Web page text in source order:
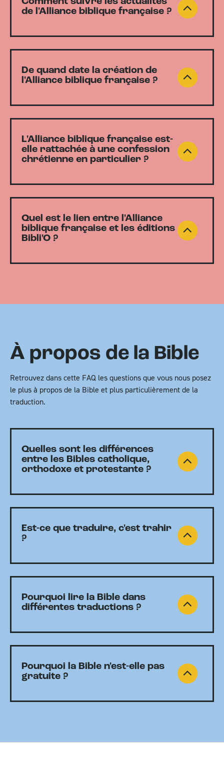
de l'Alliance biblique française ?
De quand date la création de
l'Alliance biblique française ?
L'Alliance biblique française est-
elle rattachée à une confession
chrétienne en particulier ?
Quel est le lien entre l'Alliance
biblique française et les éditions
Bibli'O ?
À propos de la Bible
Retrouvez dans cette FAQ les questions que vous nous posez
le plus à propos de la Bible et plus particulièrement de la
traduction.
Quelles sont les différences
entre les Bibles catholique,
orthodoxe et protestante ?
Est-ce que traduire, c'est trahir
?
Pourquoi lire la Bible dans
différentes traductions ?
Pourquoi la Bible n'est-elle pas
gratuite ?